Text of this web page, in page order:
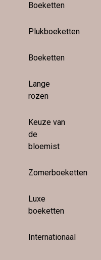
Boeketten
Plukboeketten
Boeketten
Lange
rozen
Keuze van
de
bloemist
Zomerboeketten
Luxe
boeketten
Internationaal